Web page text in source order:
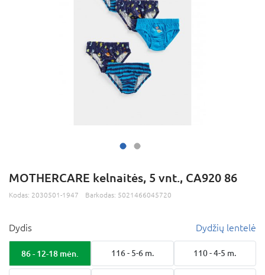
MOTHERCARE kelnaitės, 5 vnt., CA920 86
Kodas: 2030501-1947 Barkodas: 5021466045720
Dydis Dydžių lentelė
86 - 12-18 mėn. 116 - 5-6 m. 110 - 4-5 m.